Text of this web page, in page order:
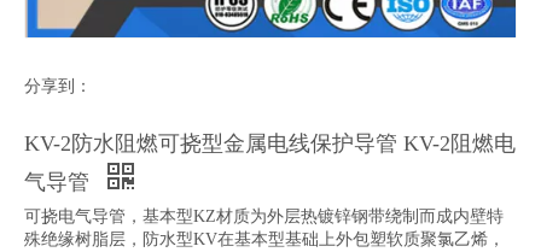
分享到：
KV-2防水阻燃可挠型金属电线保护导管 KV-2阻燃电
气导管
可挠电气导管，基本型KZ材质为外层热镀锌钢带绕制而成内壁特
殊绝缘树脂层，防水型KV在基本型基础上外包塑软质聚氯乙烯，